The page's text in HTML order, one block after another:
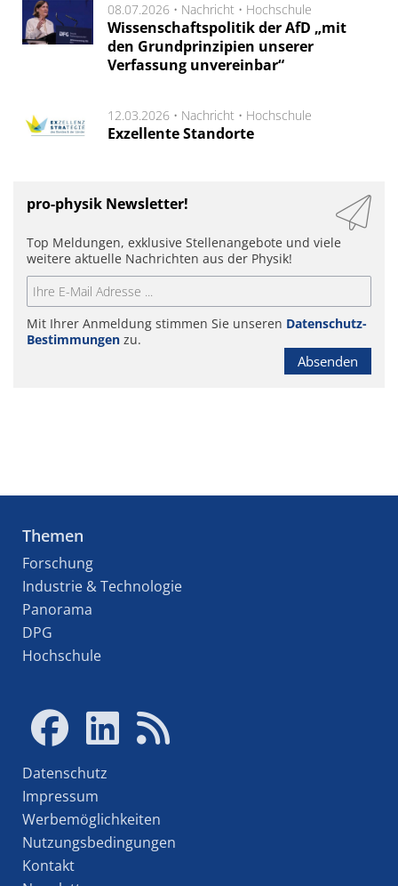
08.07.2026 • Nachricht • Hochschule
Wissenschaftspolitik der AfD „mit
den Grundprinzipien unserer
Verfassung unvereinbar“
12.03.2026 • Nachricht • Hochschule
Exzellente Standorte
pro-physik Newsletter!
Top Meldungen, exklusive Stellenangebote und viele
weitere aktuelle Nachrichten aus der Physik!
Mit Ihrer Anmeldung stimmen Sie unseren Datenschutz-
Bestimmungen zu.
Absenden
Themen
Forschung
Industrie & Technologie
Panorama
DPG
Hochschule
Datenschutz
Impressum
Werbemöglichkeiten
Nutzungsbedingungen
Kontakt